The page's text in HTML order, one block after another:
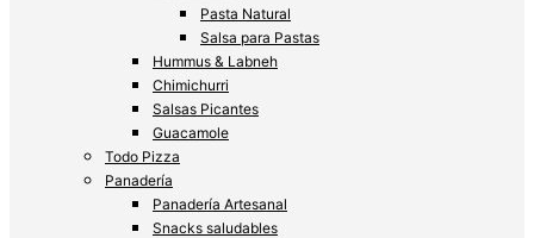
Pasta Natural
Salsa para Pastas
Hummus & Labneh
Chimichurri
Salsas Picantes
Guacamole
Todo Pizza
Panadería
Panadería Artesanal
Snacks saludables